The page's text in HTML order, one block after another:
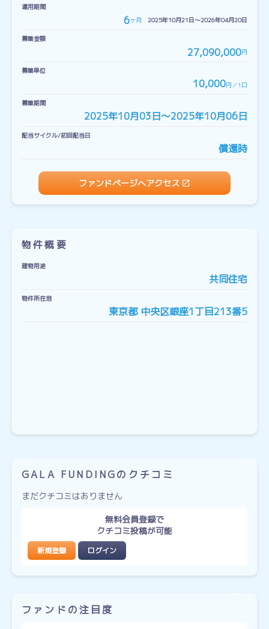
運用期間
6ヶ月 2025年10月21日〜2026年04月20日
募集金額
27,090,000円
募集単位
10,000円／1口
募集期間
2025年10月03日〜2025年10月06日
配当サイクル/初回配当日
償還時
ファンドページへアクセス
物件概要
建物用途
共同住宅
物件所在地
東京都 中央区銀座1丁目213番5
GALA FUNDINGのクチコミ
まだクチコミはありません
無料会員登録で
クチコミ投稿が可能
新規登録 ログイン
ファンドの注目度